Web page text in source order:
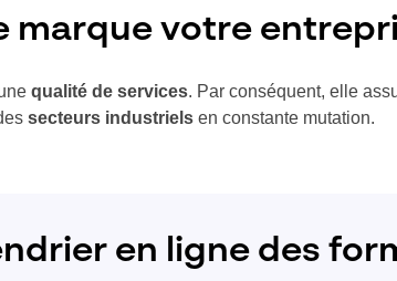
marque votre
qualité de services. Par conséquent, elle
secteurs industriels en constante mutation.
en ligne des